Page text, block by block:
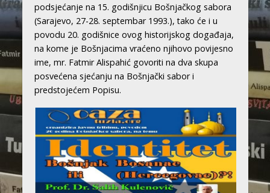
podsjećanje na 15. godišnjicu Bošnjačkog sabora
(Sarajevo, 27-28. septembar 1993.), tako će i u
povodu 20. godišnice ovog historijskog događaja,
na kome je Bošnjacima vraćeno njihovo povijesno
ime, mr. Fatmir Alispahić govoriti na dva skupa
posvećena sjećanju na Bošnjački sabor i
predstojećem Popisu.